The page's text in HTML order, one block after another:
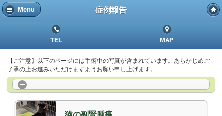
Menu 症例報告
TEL MAP
【ご注意】以下のページには手術中の写真が含まれています。あらかじめご
了承の上お進みいただけますようお願い申し上げます。